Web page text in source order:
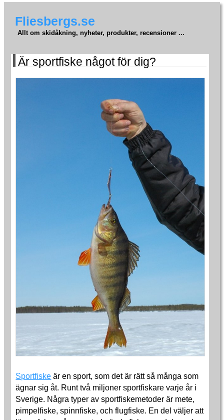
Fliesbergs.se
Allt om skidåkning, nyheter, produkter, recensioner ...
Är sportfiske något för dig?
Sportfiske är en sport, som det är rätt så många som
ägnar sig åt. Runt två miljoner sportfiskare varje år i
Sverige. Några typer av sportfiskemetoder är mete,
pimpelfiske, spinnfiske, och flugfiske. En del väljer att